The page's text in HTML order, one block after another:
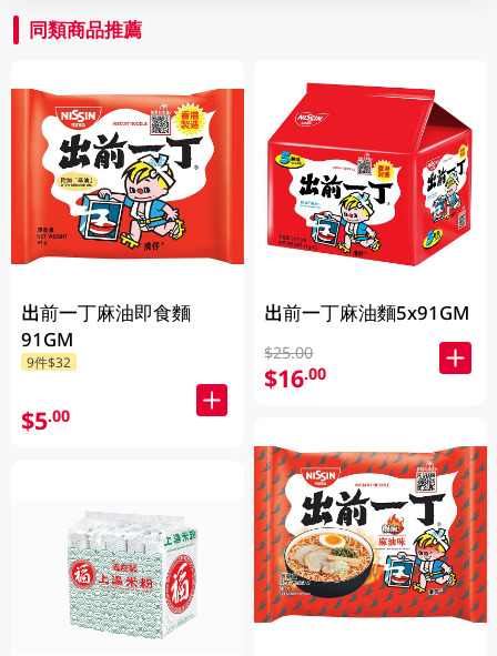
同類商品推薦
出前一丁麻油即食麵
91GM
9件$32
$5.00
出前一丁麻油麵5x91GM
$25.00
$16.00